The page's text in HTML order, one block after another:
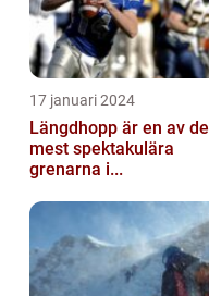
17 januari 2024
Längdhopp är en av de
mest spektakulära
grenarna i...